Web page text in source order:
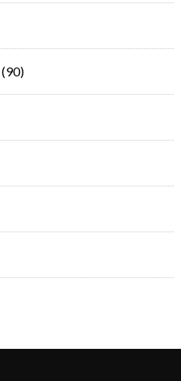
(90)